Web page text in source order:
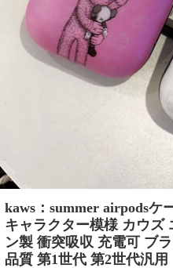
kaws：summer airpodsケ
キャラクター模様 カウズ
ン製 衝突吸収 充電可 ブ
品質 第1世代 第2世代汎用